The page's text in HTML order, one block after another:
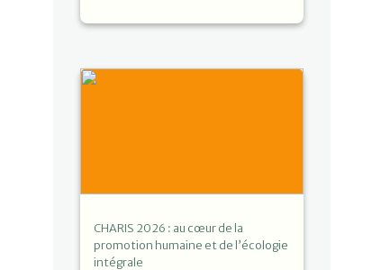
CHARIS 2026 : au cœur de la
promotion humaine et de l’écologie
intégrale